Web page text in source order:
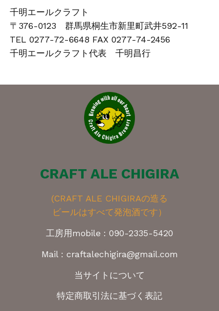
千明エールクラフト
〒376-0123 群馬県桐生市新里町武井592-11
TEL 0277-72-6648 FAX 0277-74-2456
千明エールクラフト代表 千明昌行
CRAFT ALE CHIGIRA
(CRAFT ALE CHIGIRAの造る
ビールはすべて発泡酒です）
工房用mobile : 090-2335-5420
Mail : craftalechigira@gmail.com
当サイトについて
特定商取引法に基づく表記